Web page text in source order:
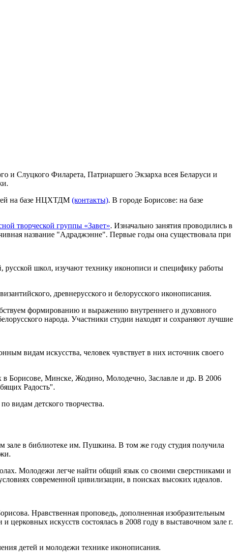
и Слуцкого Филарета, Патриаршего Экзарха всея Беларуси и
на базе НЦХТДМ (контакты). В городе Борисове: на базе
творческой группы «Завет». Изначально занятия проводились в
название "Адраджэнне". Первые годы она существовала при
русской школ, изучают технику иконописи и специфику работы
древнерусского и белорусского иконописания.
формированию и выражению внутреннего и духовного
народа. Участники студии находят и сохраняют лучшие
видам искусства, человек чувствует в них источник своего
в Борисове, Минске, Жодино, Молодечно, Заславле и др. В 2006
Радость".
видам детского творчества.
зале в библиотеке им. Пушкина. В том же году студия получила
Молодежи легче найти общий язык со своими сверстниками и
современной цивилизации, в поисках высоких идеалов.
Нравственная проповедь, дополненная изобразительным
искусств состоялась в 2008 году в выставочном зале г.
детей и молодежи технике иконописания.